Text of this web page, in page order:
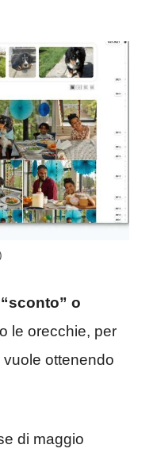
“sconto” o
le orecchie, per
ottenendo
di maggio